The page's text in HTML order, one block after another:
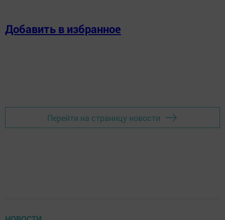
Добавить в избранное
Перейти на страницу новости